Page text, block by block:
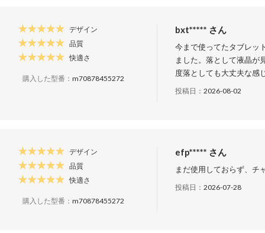
デザイン
品質
快適さ
購入した型番： m70878455272
bxt***** さん
今まで使ってたタブレッ
ました。落として液晶が
度落としても大丈夫な感
投稿日： 2026-08-02
デザイン
品質
快適さ
購入した型番： m70878455272
efp***** さん
まだ使用しておらず、チ
投稿日： 2026-07-28